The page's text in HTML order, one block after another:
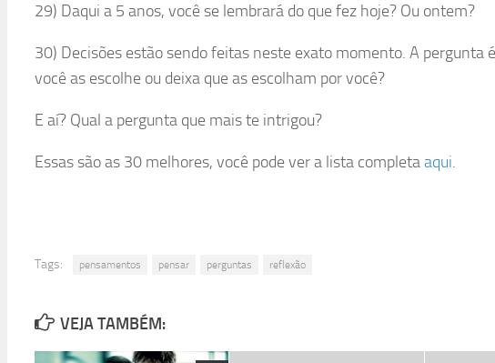
29) Daqui a 5 anos, você se lembrará do que fez hoje? Ou ontem?
30) Decisões estão sendo feitas neste exato momento. A pergunta
você as escolhe ou deixa que as escolham por você?
E aí? Qual a pergunta que mais te intrigou?
Essas são as 30 melhores, você pode ver a lista completaaqui.
Tags: pensamentos pensar perguntas reflexão
VEJA TAMBÉM: